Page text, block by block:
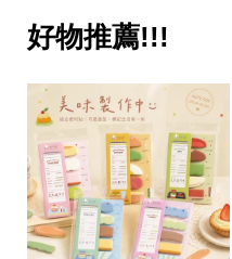
好物推薦!!!